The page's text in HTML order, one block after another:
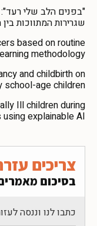
"בפנים הלב שלי רעד":
שגרירות המתווכות
based on routine
methodology
and childbirth on
school-age children
Ill children during
explainable AI
צריכים
בסיכום
כתבו לנו וננסה